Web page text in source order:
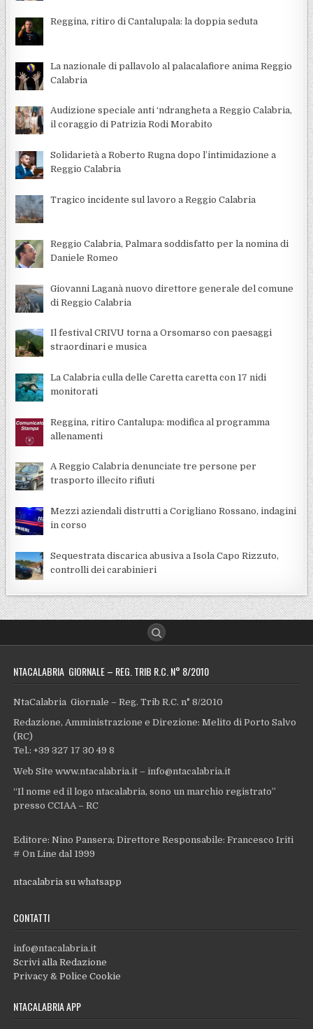
Reggina, ritiro di Cantalupala: la doppia seduta
La nazionale di pallavolo al palacalafiore anima Reggio
Calabria
Audizione speciale anti ‘ndrangheta a Reggio Calabria,
il coraggio di Patrizia Rodi Morabito
Solidarietà a Roberto Rugna dopo l’intimidazione a
Reggio Calabria
Tragico incidente sul lavoro a Reggio Calabria
Reggio Calabria, Palmara soddisfatto per la nomina di
Daniele Romeo
Giovanni Laganà nuovo direttore generale del comune
di Reggio Calabria
Il festival CRIVU torna a Orsomarso con paesaggi
straordinari e musica
La Calabria culla delle Caretta caretta con 17 nidi
monitorati
Reggina, ritiro Cantalupa: modifica al programma
allenamenti
A Reggio Calabria denunciate tre persone per
trasporto illecito rifiuti
Mezzi aziendali distrutti a Corigliano Rossano, indagini
in corso
Sequestrata discarica abusiva a Isola Capo Rizzuto,
controlli dei carabinieri
NTACALABRIA GIORNALE – REG. TRIB R.C. N° 8/2010
NtaCalabria Giornale – Reg. Trib R.C. n° 8/2010
Redazione, Amministrazione e Direzione: Melito di Porto Salvo
(RC)
Tel.: +39 327 17 30 49 8
Web Site www.ntacalabria.it – info@ntacalabria.it
“Il nome ed il logo ntacalabria, sono un marchio registrato”
presso CCIAA – RC
Editore: Nino Pansera; Direttore Responsabile: Francesco Iriti
# On Line dal 1999
ntacalabria su whatsapp
CONTATTI
info@ntacalabria.it
Scrivi alla Redazione
Privacy & Police Cookie
NTACALABRIA APP